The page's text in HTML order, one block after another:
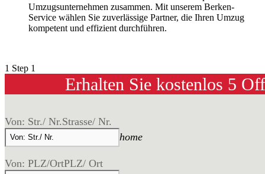
Umzugsunternehmen zusammen. Mit unserem Berken-
Service wählen Sie zuverlässige Partner, die Ihren Umzug
kompetent und effizient durchführen.
1 Step 1
Erhalten Sie kostenlos 5
Von: Str./ Nr.Strasse/ Nr.
home
Von: PLZ/OrtPLZ/ Ort